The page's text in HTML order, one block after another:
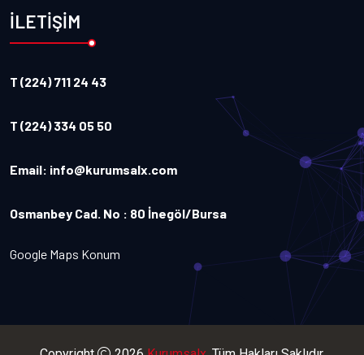
İLETİŞİM
T (224) 711 24 43
T (224) 334 05 50
Email: info@kurumsalx.com
Osmanbey Cad. No : 80 İnegöl/Bursa
Google Maps Konum